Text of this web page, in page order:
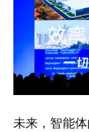
未来，智能